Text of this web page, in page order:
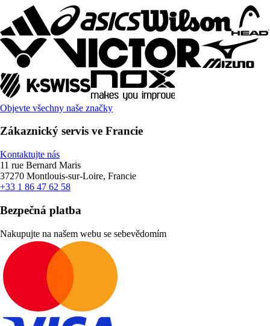
Objevte všechny naše značky
Zákaznický servis ve Francie
Kontaktujte nás
11 rue Bernard Maris
37270 Montlouis-sur-Loire, Francie
+33 1 86 47 62 58
Bezpečná platba
Nakupujte na našem webu se sebevědomím